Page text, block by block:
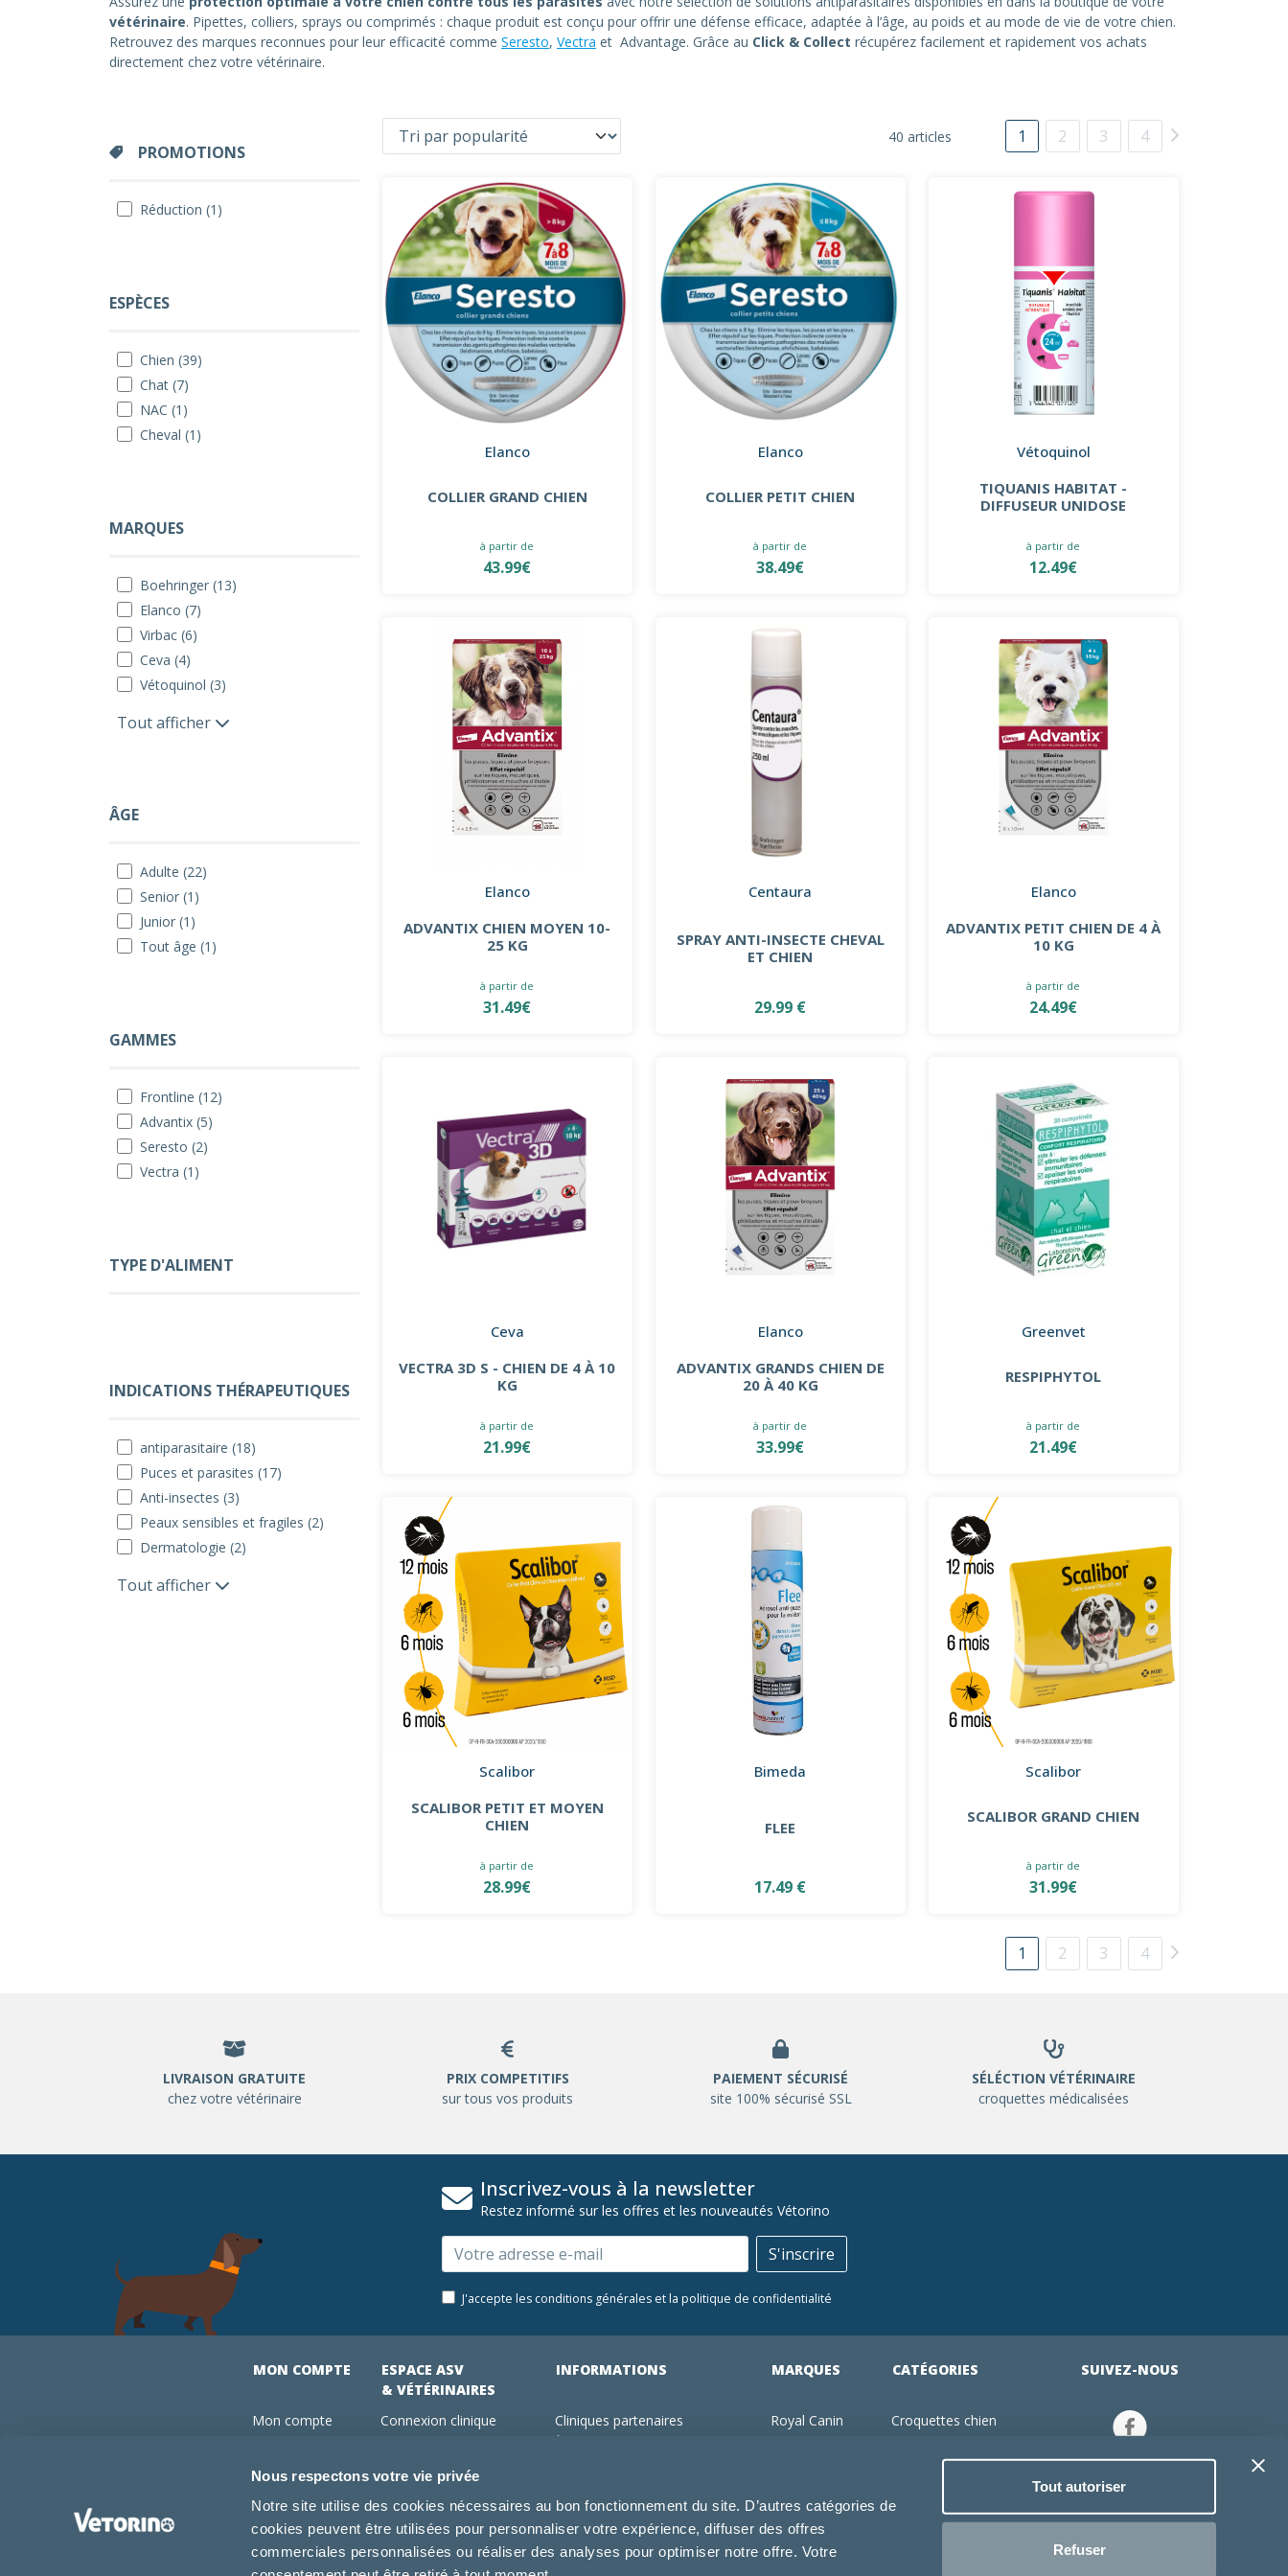
Nous respectons votre vie privée
Notre site utilise des cookies nécessaires au bon fonctionnement du site. D’autres catégories de
cookies peuvent être utilisées pour personnaliser votre expérience, diffuser des offres
commerciales personnalisées ou réaliser des analyses pour optimiser notre offre. Votre
Tout autoriser
Refuser
vétérinaire. Pipettes, colliers, sprays ou comprimés : chaque produit est conçu pour offrir une défense efficace, adaptée à l’âge, au poids et au mode de vie de votre chien.
Retrouvez des marques reconnues pour leur efficacité comme Seresto, Vectra et Advantage. Grâce au Click & Collect récupérez facilement et rapidement vos achats
directement chez votre vétérinaire.
PROMOTIONS
Réduction (1)
ESPÈCES
Chien (39)
Chat (7)
NAC (1)
Cheval (1)
MARQUES
Boehringer (13)
Elanco (7)
Virbac (6)
Ceva (4)
Vétoquinol (3)
Tout afficher
ÂGE
Adulte (22)
Senior (1)
Junior (1)
Tout âge (1)
GAMMES
Frontline (12)
Advantix (5)
Seresto (2)
Vectra (1)
TYPE D'ALIMENT
INDICATIONS THÉRAPEUTIQUES
antiparasitaire (18)
Puces et parasites (17)
Anti-insectes (3)
Peaux sensibles et fragiles (2)
Dermatologie (2)
Tout afficher
40 articles 1 2 3 4
Elanco
COLLIER GRAND CHIEN
à partir de
43.99€
Elanco
COLLIER PETIT CHIEN
à partir de
38.49€
Vétoquinol
TIQUANIS HABITAT -
DIFFUSEUR UNIDOSE
à partir de
12.49€
Elanco
ADVANTIX CHIEN MOYEN 10-
25 KG
à partir de
31.49€
Centaura
SPRAY ANTI-INSECTE CHEVAL
ET CHIEN
29.99 €
Elanco
ADVANTIX PETIT CHIEN DE 4 À
10 KG
à partir de
24.49€
Ceva
VECTRA 3D S - CHIEN DE 4 À 10
KG
à partir de
21.99€
Elanco
ADVANTIX GRANDS CHIEN DE
20 À 40 KG
à partir de
33.99€
Greenvet
RESPIPHYTOL
à partir de
21.49€
Scalibor
SCALIBOR PETIT ET MOYEN
CHIEN
à partir de
28.99€
Bimeda
FLEE
17.49 €
Scalibor
SCALIBOR GRAND CHIEN
à partir de
31.99€
1 2 3 4
LIVRAISON GRATUITE
chez votre vétérinaire
PRIX COMPETITIFS
sur tous vos produits
PAIEMENT SÉCURISÉ
site 100% sécurisé SSL
SÉLÉCTION VÉTÉRINAIRE
croquettes médicalisées
Inscrivez-vous à la newsletter
Restez informé sur les offres et les nouveautés Vétorino
Email S'inscrire
J'accepte les conditions générales et la politique de confidentialité
MON COMPTE
Mon compte
Conseils vétos
FAQ
ESPACE ASV
& VÉTÉRINAIRES
Connexion clinique
Devenir adhérent Vétorino
INFORMATIONS
Cliniques partenaires
Utilisation des cookies
Conditions générales d'utilisation
MARQUES
Royal Canin
Specific
Dechra
Tonivet
CATÉGORIES
Croquettes chien
Jouets chien
Produits vétérinaire chien
SUIVEZ-NOUS